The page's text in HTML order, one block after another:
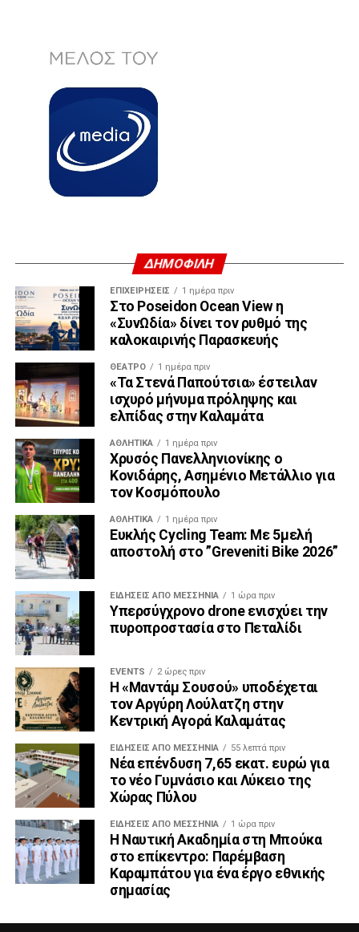
ΔΗΜΟΦΙΛΗ
ΕΠΙΧΕΙΡΉΣΕΙΣ 1 ημέρα πριν
Στο Poseidon Ocean View η
«ΣυνΩδία» δίνει τον ρυθμό της
καλοκαιρινής Παρασκευής
ΘΈΑΤΡΟ 1 ημέρα πριν
«Τα Στενά Παπούτσια» έστειλαν
ισχυρό μήνυμα πρόληψης και
ελπίδας στην Καλαμάτα
ΑΘΛΗΤΙΚΆ 1 ημέρα πριν
Χρυσός Πανελληνιονίκης ο
Κονιδάρης, Ασημένιο Μετάλλιο για
τον Κοσμόπουλο
ΑΘΛΗΤΙΚΆ 1 ημέρα πριν
Ευκλής Cycling Team: Με 5μελή
αποστολή στο ”Greveniti Bike 2026”
ΕΙΔΉΣΕΙΣ ΑΠΟ ΜΕΣΣΗΝΊΑ 1 ώρα πριν
Υπερσύγχρονο drone ενισχύει την
πυροπροστασία στο Πεταλίδι
EVENTS 2 ώρες πριν
Η «Μαντάμ Σουσού» υποδέχεται
τον Αργύρη Λούλατζη στην
Κεντρική Αγορά Καλαμάτας
ΕΙΔΉΣΕΙΣ ΑΠΟ ΜΕΣΣΗΝΊΑ 55 λεπτά πριν
Νέα επένδυση 7,65 εκατ. ευρώ για
το νέο Γυμνάσιο και Λύκειο της
Χώρας Πύλου
ΕΙΔΉΣΕΙΣ ΑΠΟ ΜΕΣΣΗΝΊΑ 1 ώρα πριν
Η Ναυτική Ακαδημία στη Μπούκα
στο επίκεντρο: Παρέμβαση
Καραμπάτου για ένα έργο εθνικής
σημασίας